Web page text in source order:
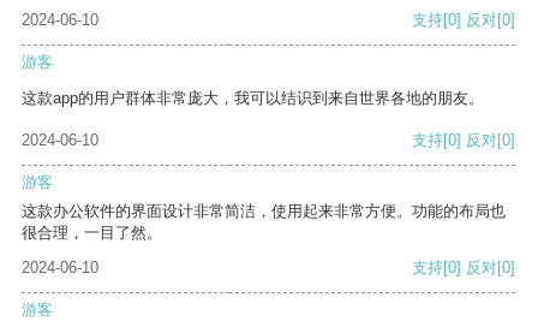
2024-06-10
支持[0] 反对[0]
游客
这款app的用户群体非常庞大，我可以结识到来自世界各地的朋友。
2024-06-10 支持[0] 反对[0]
游客
这款办公软件的界面设计非常简洁，使用起来非常方便。功能的布局也
很合理，一目了然。
2024-06-10
支持[0] 反对[0]
游客